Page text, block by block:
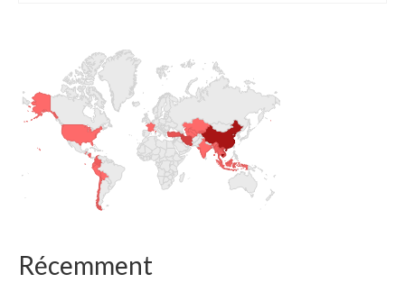
Récemment